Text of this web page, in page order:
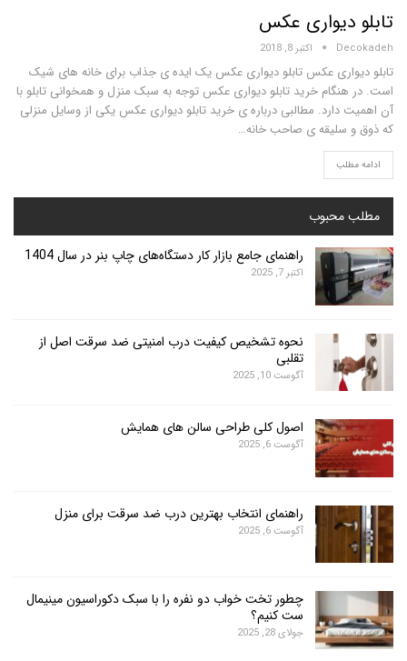
عکس
اکتبر 8, 2018
عکس تابلو دیواری عکس یک ایده ی جذاب برای خانه های شیک
خرید تابلو دیواری عکس توجه به سبک منزل و همخوانی تابلو با
مطالبی درباره ی خرید تابلو دیواری عکس یکی از وسایل منزلی
ی صاحب خانه…
راهنمای جامع بازار کار دستگاه‌های چاپ بنر در سال 1404
اکتبر 7, 2025
نحوه تشخیص کیفیت درب امنیتی ضد سرقت اصل از
تقلبی
آگوست 10, 2025
اصول کلی طراحی سالن های همایش
آگوست 6, 2025
راهنمای انتخاب بهترین درب ضد سرقت برای منزل
آگوست 6, 2025
چطور تخت خواب دو نفره را با سبک دکوراسیون مینیمال
ست کنیم؟
جولای 28, 2025